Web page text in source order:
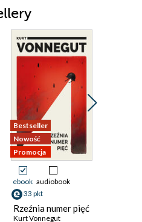
Bestseller
Nowość
Promocja
ebook audiobook
33 pkt
Rzeźnia numer pięć
Kurt Vonnegut